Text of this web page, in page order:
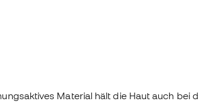
Material hält die Haut auch bei